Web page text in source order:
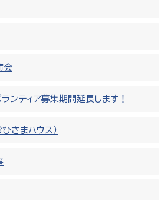
会
ンティア募集期間延長します！
さまハウス）